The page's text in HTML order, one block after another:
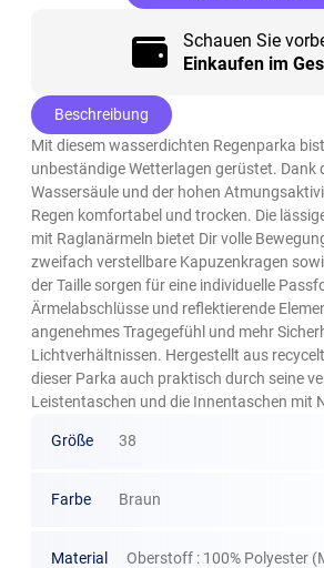
Schauen Sie
Einkaufen im
Beschreibung
Mit diesem wasserdichten Regenparka
unbeständige Wetterlagen gerüstet. Dank
Wassersäule und der hohen
Regen komfortabel und trocken. Die
mit Raglanärmeln bietet Dir volle
zweifach verstellbare Kapuzenkragen
der Taille sorgen für eine individuelle
Ärmelabschlüsse und reflektierende
angenehmes Tragegefühl und mehr
Lichtverhältnissen. Hergestellt aus
dieser Parka auch praktisch durch seine
Leistentaschen und die Innentaschen mit
Größe 38
Farbe Braun
Material
Oberstoff : 100% Polyester